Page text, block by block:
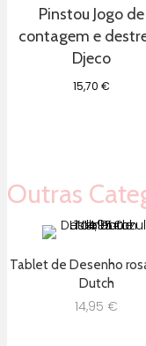
Pinstou Jogo de
contagem e
Djeco
15,70€
Outras
Tablet de Desenho
Dutch
14,95 €